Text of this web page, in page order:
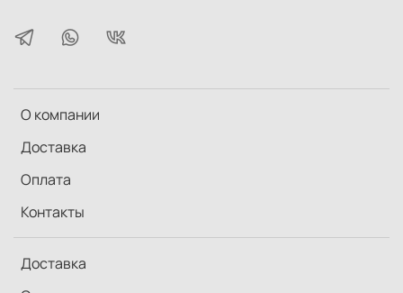
О компании
Доставка
Оплата
Контакты
Доставка